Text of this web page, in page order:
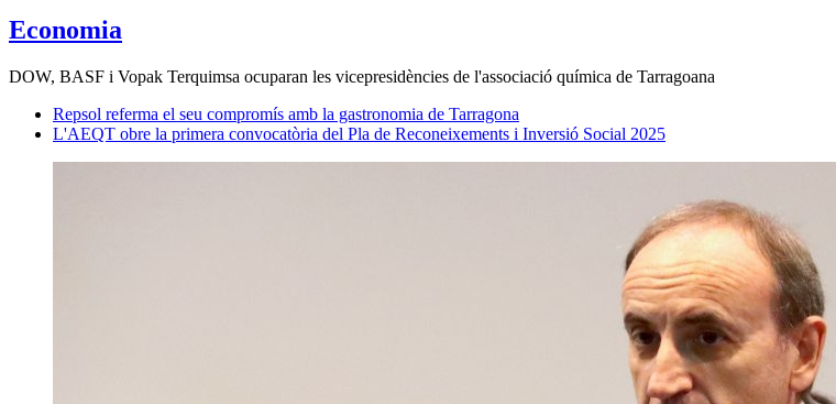
Economia
DOW, BASF i Vopak Terquimsa ocuparan les vicepresidències de l'associació química de Tarragoana
Repsol referma el seu compromís amb la gastronomia de Tarragona
L'AEQT obre la primera convocatòria del Pla de Reconeixements i Inversió Social 2025